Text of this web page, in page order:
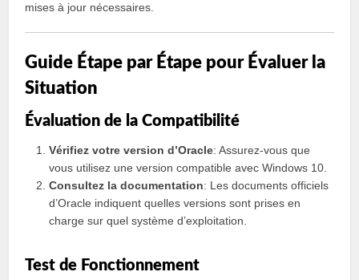
mises à jour nécessaires.
Guide Étape par Étape pour Évaluer la
Situation
Évaluation de la Compatibilité
Vérifiez votre version d’Oracle: Assurez-vous que
vous utilisez une version compatible avec Windows 10.
Consultez la documentation: Les documents officiels
d’Oracle indiquent quelles versions sont prises en
charge sur quel système d’exploitation.
Test de Fonctionnement